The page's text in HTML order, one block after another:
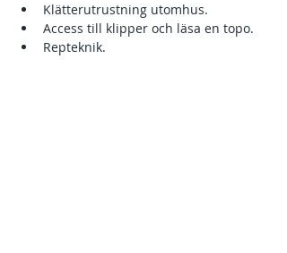
Klätterutrustning utomhus.
Access till klipper och läsa en topo.
Repteknik.